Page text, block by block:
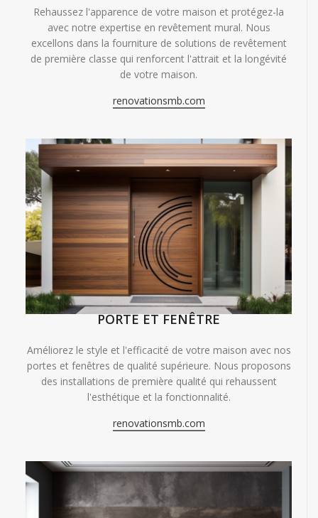
Rehaussez l'apparence de votre maison et protégez-la
avec notre expertise en revêtement mural. Nous
excellons dans la fourniture de solutions de revêtement
de première classe qui renforcent l'attrait et la longévité
de votre maison.
renovationsmb.com
PORTE ET FENÊTRE
Améliorez le style et l'efficacité de votre maison avec nos
portes et fenêtres de qualité supérieure. Nous proposons
des installations de première qualité qui rehaussent
l'esthétique et la fonctionnalité.
renovationsmb.com